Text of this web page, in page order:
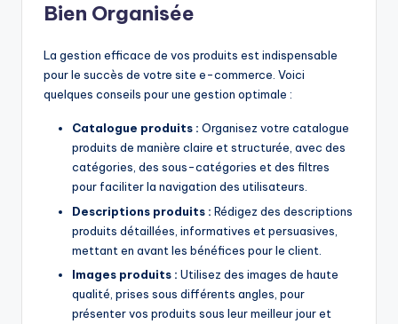
Bien Organisée
La gestion efficace de vos produits est indispensable
pour le succès de votre site e-commerce. Voici
quelques conseils pour une gestion optimale :
Catalogue produits : Organisez votre catalogue
produits de manière claire et structurée, avec des
catégories, des sous-catégories et des filtres
pour faciliter la navigation des utilisateurs.
Descriptions produits : Rédigez des descriptions
produits détaillées, informatives et persuasives,
mettant en avant les bénéfices pour le client.
Images produits : Utilisez des images de haute
qualité, prises sous différents angles, pour
présenter vos produits sous leur meilleur jour et